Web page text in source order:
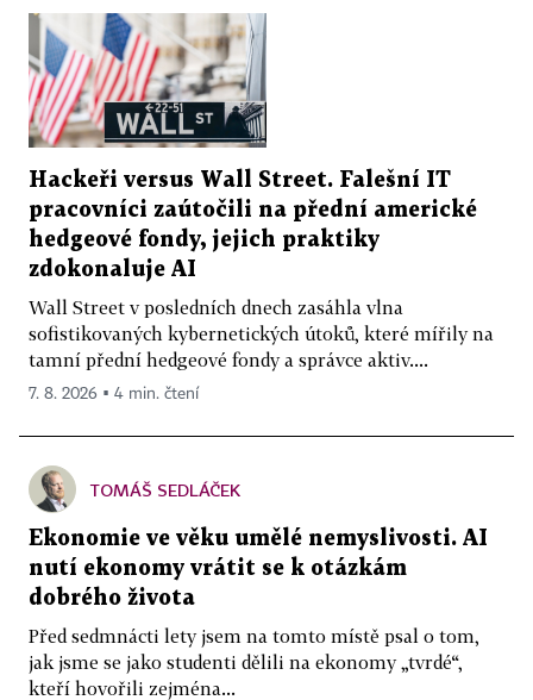
Hackeři versus Wall Street. Falešní IT
pracovníci zaútočili na přední americké
hedgeové fondy, jejich praktiky
zdokonaluje AI
Wall Street v posledních dnech zasáhla vlna
sofistikovaných kybernetických útoků, které mířily na
tamní přední hedgeové fondy a správce aktiv....
7. 8. 2026 ▪ 4 min. čtení
TOMÁŠ SEDLÁČEK
Ekonomie ve věku umělé nemyslivosti. AI
nutí ekonomy vrátit se k otázkám
dobrého života
Před sedmnácti lety jsem na tomto místě psal o tom,
jak jsme se jako studenti dělili na ekonomy „tvrdé“,
kteří hovořili zejména...